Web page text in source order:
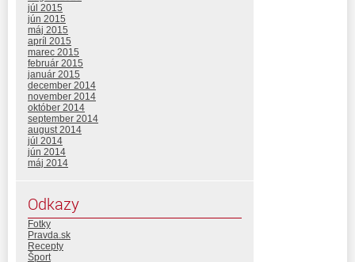
júl 2015
jún 2015
máj 2015
apríl 2015
marec 2015
február 2015
január 2015
december 2014
november 2014
október 2014
september 2014
august 2014
júl 2014
jún 2014
máj 2014
Odkazy
Fotky
Pravda.sk
Recepty
Šport